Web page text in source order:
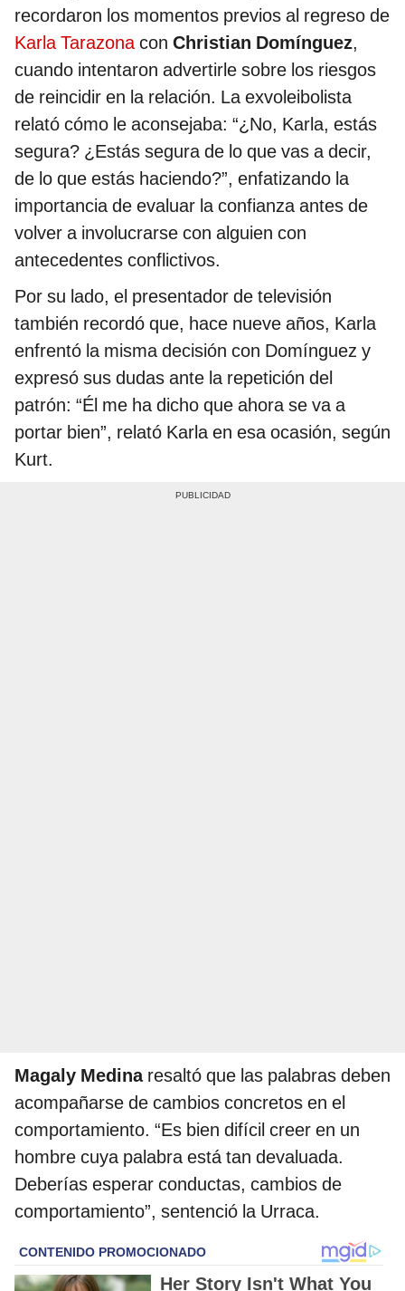
recordaron los momentos previos al regreso de
Karla Tarazonacon Christian Domínguez,
cuando intentaron advertirle sobre los riesgos
de reincidir en la relación. La exvoleibolista
relató cómo le aconsejaba: “¿No, Karla, estás
segura? ¿Estás segura de lo que vas a decir,
de lo que estás haciendo?”, enfatizando la
importancia de evaluar la confianza antes de
volver a involucrarse con alguien con
antecedentes conflictivos.
Por su lado, el presentador de televisión
también recordó que, hace nueve años, Karla
enfrentó la misma decisión con Domínguez y
expresó sus dudas ante la repetición del
patrón: “Él me ha dicho que ahora se va a
portar bien”, relató Karla en esa ocasión, según
Kurt.
Magaly Medinaresaltó que las palabras deben
acompañarse de cambios concretos en el
comportamiento. “Es bien difícil creer en un
hombre cuya palabra está tan devaluada.
Deberías esperar conductas, cambios de
comportamiento”, sentenció la Urraca.